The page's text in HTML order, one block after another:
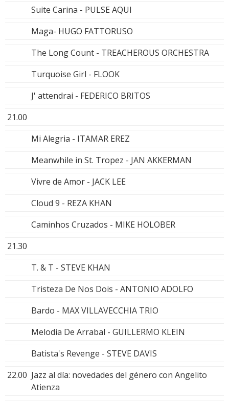
Suite Carina - PULSE AQUI
Maga- HUGO FATTORUSO
The Long Count - TREACHEROUS ORCHESTRA
Turquoise Girl - FLOOK
J' attendrai - FEDERICO BRITOS
21.00
Mi Alegria - ITAMAR EREZ
Meanwhile in St. Tropez - JAN AKKERMAN
Vivre de Amor - JACK LEE
Cloud 9 - REZA KHAN
Caminhos Cruzados - MIKE HOLOBER
21.30
T. & T - STEVE KHAN
Tristeza De Nos Dois - ANTONIO ADOLFO
Bardo - MAX VILLAVECCHIA TRIO
Melodia De Arrabal - GUILLERMO KLEIN
Batista's Revenge - STEVE DAVIS
22.00 Jazz al día: novedades del género con Angelito
Atienza